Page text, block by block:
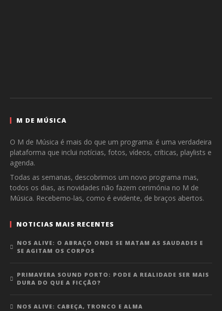
M DE MÚSICA
O M de Música é mais do que um programa: é uma verdadeira
plataforma que inclui notícias, fotos, vídeos, críticas, playlists e
agenda.
Todas as semanas, descobrimos um novo programa mas,
todos os dias, as novidades não fazem cerimónia no M de
Música. Recebemo-las, como é evidente, de braços abertos.
NOTICIAS MAIS RECENTES
NOS ALIVE: O ABRAÇO ONDE SE MATAM AS SAUDADES E
SE AGITAM OS CORPOS
PRIMAVERA SOUND PORTO: PODE A REALIDADE SER MAIS
DURA DO QUE A FICÇÃO?
NOS ALIVE: CABEÇA, TRONCO E ALMA